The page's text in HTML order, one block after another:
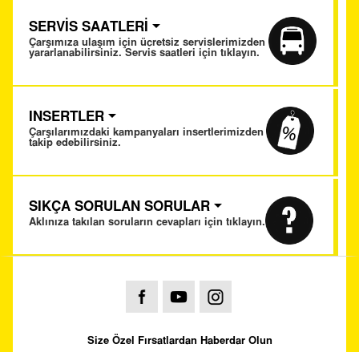
SERVİS SAATLERİ
Çarşımıza ulaşım için ücretsiz servislerimizden
yararlanabilirsiniz. Servis saatleri için tıklayın.
INSERTLER
Çarşılarımızdaki kampanyaları insertlerimizden
takip edebilirsiniz.
SIKÇA SORULAN SORULAR
Aklınıza takılan soruların cevapları için tıklayın.
Size Özel Fırsatlardan Haberdar Olun